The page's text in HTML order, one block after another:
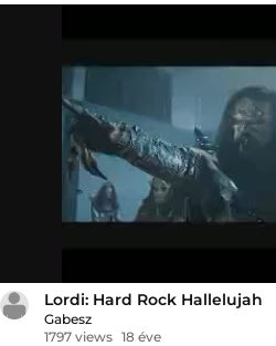
Lordi: Hard Rock Hallelujah
Gabesz
1797 views 18 éve